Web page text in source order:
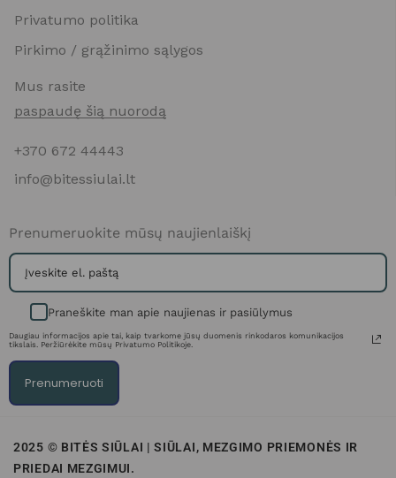
Privatumo politika
Pirkimo / grąžinimo sąlygos
Mus rasite
paspaudę šią nuorodą
+370 672 44443
info@bitessiulai.lt
Prenumeruokite mūsų naujienlaiškį
Praneškite man apie naujienas ir pasiūlymus
Daugiau informacijos apie tai, kaip tvarkome jūsų duomenis rinkodaros komunikacijos
tikslais. Peržiūrėkite mūsų Privatumo Politikoje.
Prenumeruoti
2025 © BITĖS SIŪLAI | SIŪLAI, MEZGIMO PRIEMONĖS IR
PRIEDAI MEZGIMUI.